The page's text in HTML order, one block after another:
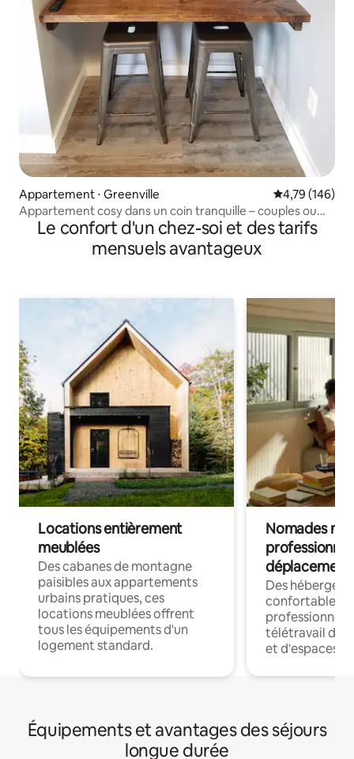
Appartement ⋅ Greenville Évaluation
4,79 (146)
Appartement cosy dans un coin tranquille – couples ou
voyageurs solo
Le confort d'un chez-soi et des tarifs
mensuels avantageux
Locations entièrement
meublées
Des cabanes de montagne
paisibles aux appartements
urbains pratiques, ces
locations meublées offrent
tous les équipements d'un
logement standard.
Nomades
déplacement
Des
confortables
professionnels
télétravail
et d'espaces
Équipements et avantages des séjours
longue durée